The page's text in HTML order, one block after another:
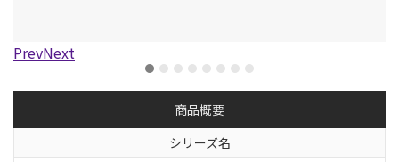
PrevNext
商品概要
シリーズ名